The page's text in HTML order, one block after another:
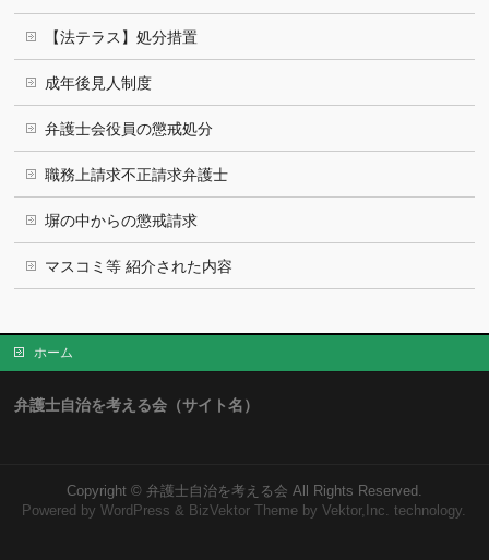
【法テラス】処分措置
成年後見人制度
弁護士会役員の懲戒処分
職務上請求不正請求弁護士
塀の中からの懲戒請求
マスコミ等 紹介された内容
ホーム
弁護士自治を考える会（サイト名）
Copyright © 弁護士自治を考える会 All Rights Reserved.
Powered byWordPress & BizVektor Theme by Vektor,Inc. technology.